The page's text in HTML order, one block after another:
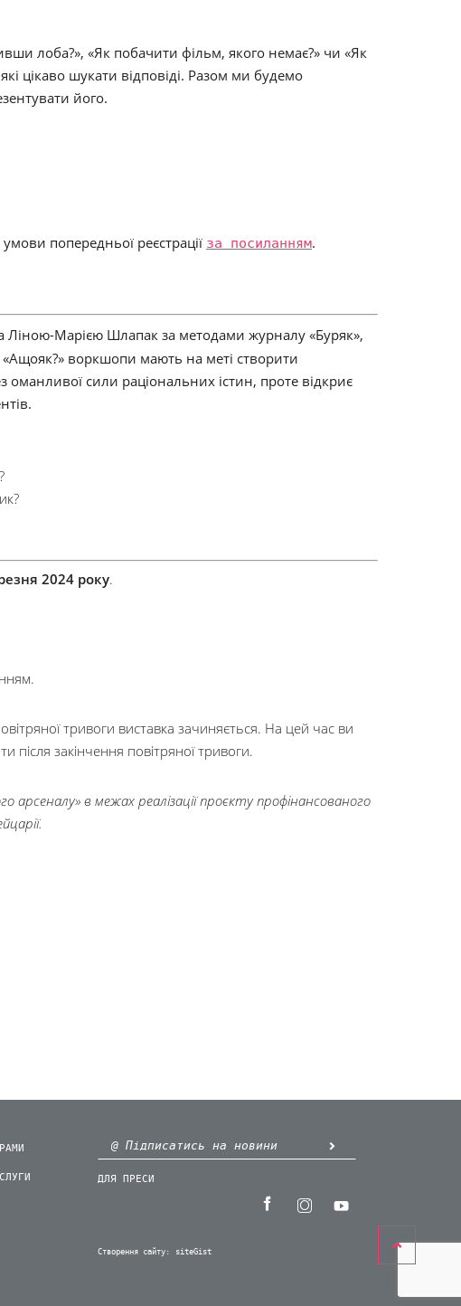
лоба?», «Як побачити фільм, якого немає?» чи «Як
цікаво шукати відповіді. Разом ми будемо
його.
умови попередньої реєстрації за посиланням.
Ліною-Марією Шлапак за методами журналу «Буряк»,
воркшопи мають на меті створити
сили раціональних істин, проте відкриє
2024 року.
тривоги виставка зачиняється. На цей час ви
закінчення повітряної тривоги.
в межах реалізації проєкту профінансованого
ДЛЯ ПРЕСИ
Створення сайту: siteGist